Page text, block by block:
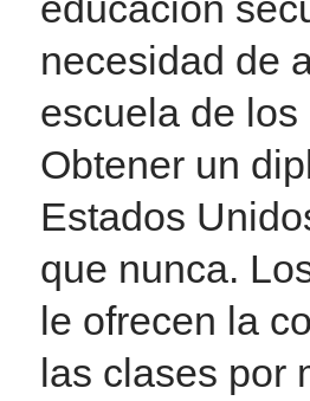
necesidad de
escuela de
Obtener un
Estados
que nunca.
le ofrecen la
las clases por